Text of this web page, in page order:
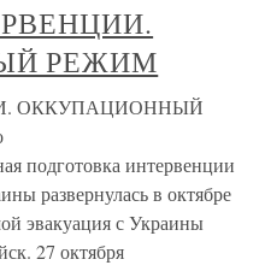
РЕЖИМ
ОККУПАЦИОННЫЙ
подготовка интервенции
развернулась в октябре
эвакуация с Украины
27 октября